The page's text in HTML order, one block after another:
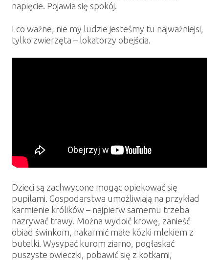
napięcie. Pojawia się spokój.
I co ważne, nie my ludzie jesteśmy tu najważniejsi,
tylko zwierzęta – lokatorzy obejścia.
Dzieci są zachwycone mogąc opiekować się
pupilami. Gospodarstwa umożliwiają na przykład
karmienie królików – najpierw samemu trzeba
nazrywać trawy. Można wydoić krowę, zanieść
obiad świnkom, nakarmić małe kózki mlekiem z
butelki. Wysypać kurom ziarno, pogłaskać
puszyste owieczki, pobawić się z kotkami,